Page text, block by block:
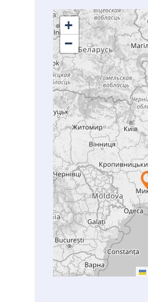
+
−